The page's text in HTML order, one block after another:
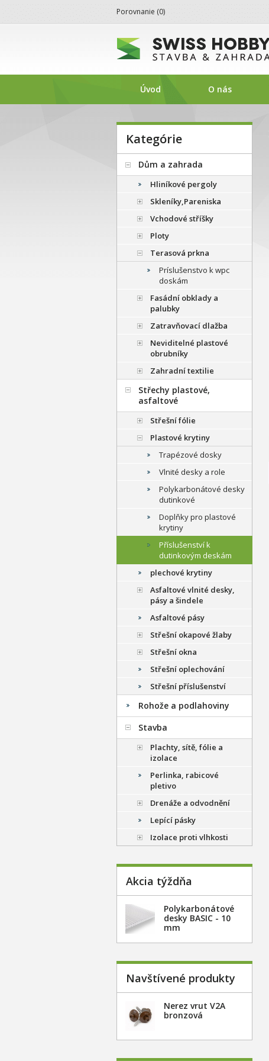
Kategórie
Dům a zahrada
Hliníkové pergoly
Skleníky,Pareniska
Vchodové stříšky
Ploty
Terasová prkna
Príslušenstvo k wpc
doskám
Fasádní obklady a
palubky
Zatravňovací dlažba
Neviditelné plastové
obrubníky
Zahradní textilie
Střechy plastové,
asfaltové
Střešní fólie
Plastové krytiny
Trapézové dosky
Vlnité desky a role
Polykarbonátové desky
dutinkové
Doplňky pro plastové
krytiny
Příslušenství k
dutinkovým deskám
plechové krytiny
Asfaltové vlnité desky,
pásy a šindele
Asfaltové pásy
Střešní okapové žlaby
Střešní okna
Střešní oplechování
Střešní příslušenství
Rohože a podlahoviny
Stavba
Plachty, sítě, fólie a
izolace
Perlinka, rabicové
pletivo
Drenáže a odvodnění
Lepící pásky
Izolace proti vlhkosti
Akcia týždňa
Polykarbonátové
desky BASIC - 10
mm
Navštívené produkty
Nerez vrut V2A
bronzová
Porovnanie (0)
Úvod O nás